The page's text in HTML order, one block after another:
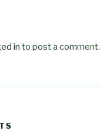
in to post a comment.